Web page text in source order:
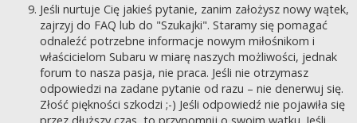
Jeśli nurtuje Cię jakieś pytanie, zanim założysz nowy wątek,
zajrzyj do FAQ lub do "Szukajki". Staramy się pomagać
odnaleźć potrzebne informacje nowym miłośnikom i
właścicielom Subaru w miarę naszych możliwości, jednak
forum to nasza pasja, nie praca. Jeśli nie otrzymasz
odpowiedzi na zadane pytanie od razu – nie denerwuj się.
Złość piękności szkodzi ;-) Jeśli odpowiedź nie pojawiła się
przez dłuższy czas, to przypomnij o swoim wątku. Jeśli